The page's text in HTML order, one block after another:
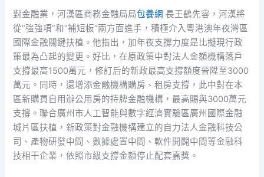
對金融業，河漢區商務金融局局包養網 長王鶴先容，河漢將
從“強強項”和“補短板”兩方面進手，積極介入粵港澳年夜灣區
國際金融關鍵扶植。他指出，加年夜支撐力度是比擬現行政
策最為凸起的變更。好比，在原政策中對法人金額機構落戶
支撐最高1500萬元，修訂后的新政最高支撐額度晉陞至3000
萬元。同時，還增添金融機構購房、租房支撐，此中對在本
區新購買自用辦公用房的持牌金融機構，最高賜與3000萬元
支撐。聯合廣州市人工智能與數字經濟實驗區廣州國際金融
城片區扶植，新政策對金融機構建立的自力法人金融科技公
司、產物研發中間、數據處置中間、軟件開闢中間等金融科
技相干企業，依照市級支撐金額停止配套嘉獎。